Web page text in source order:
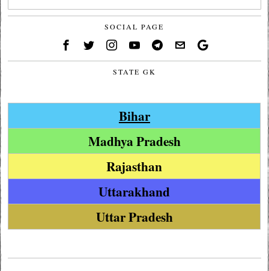
SOCIAL PAGE
STATE GK
Bihar
Madhya Pradesh
Rajasthan
Uttarakhand
Uttar Pradesh